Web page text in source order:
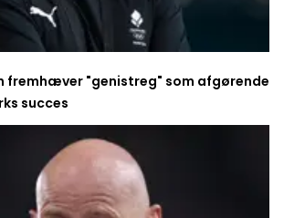
fremhæver "genistreg" som afgørende
succes